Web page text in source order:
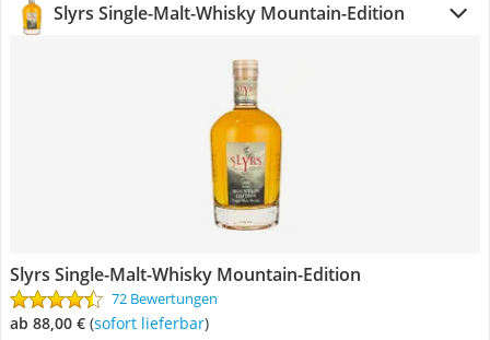
Slyrs Single-Malt-Whisky Mountain-Edition
Slyrs Single-Malt-Whisky Mountain-Edition
72 Bewertungen
ab 88,00 € ( Sofort lieferbar)